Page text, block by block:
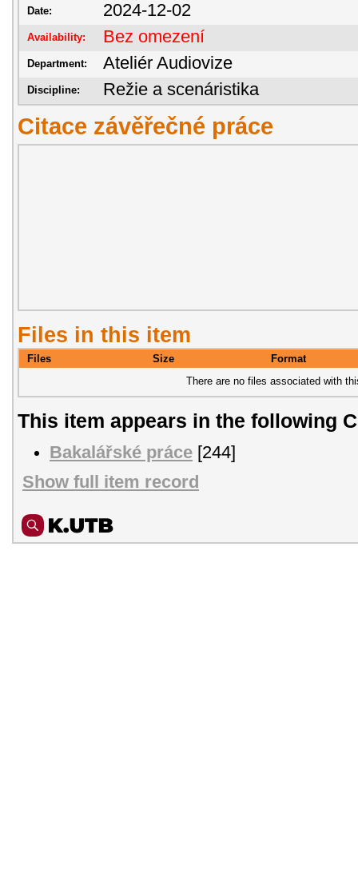
Date: 2024-12-02
Availability: Bez omezení
Department: Ateliér Audiovize
Discipline: Režie a scenáristika
Citace závěřečné práce
Files in this item
Files Size
Format
There are no files associated with
This item appears in the following
Bakalářské práce [244]
Show full item record